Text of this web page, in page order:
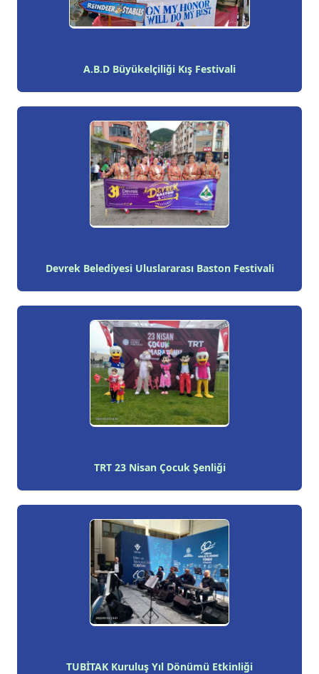
A.B.D Büyükelçiliği Kış Festivali
Devrek Belediyesi Uluslararası Baston Festivali
TRT 23 Nisan Çocuk Şenliği
TUBİTAK Kuruluş Yıl Dönümü Etkinliği